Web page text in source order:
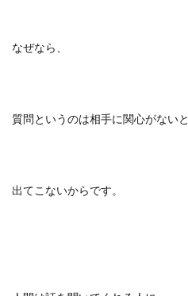
なぜなら、
質問というのは相手に関心がないと
出てこないからです。